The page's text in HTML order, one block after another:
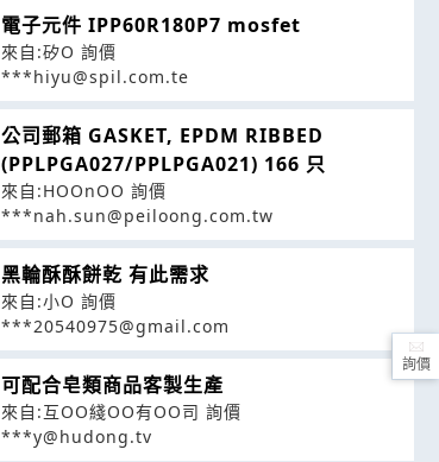
電子元件 IPP60R180P7 mosfet
來自:矽O 詢價
***hiyu@spil.com.te
公司郵箱 GASKET, EPDM RIBBED
(PPLPGA027/PPLPGA021) 166 只
來自:HOOnOO 詢價
***nah.sun@peiloong.com.tw
黑輪酥酥餅乾 有此需求
來自:小O 詢價
***20540975@gmail.com
可配合皂類商品客製生產
來自:互OO綫OO有OO司 詢價
***y@hudong.tv
詢價